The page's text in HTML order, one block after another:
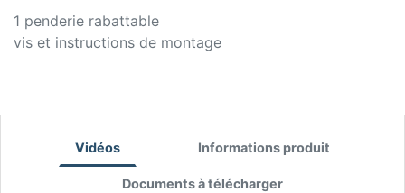
1 penderie rabattable
vis et instructions de montage
Vidéos Informations produit
Documents à télécharger